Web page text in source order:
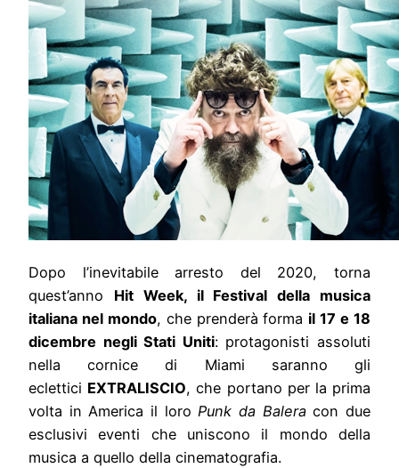
Dopo l’inevitabile arresto del 2020, torna
quest’anno Hit Week, il Festival della musica
italiana nel mondo, che prenderà forma il 17 e 18
dicembre negli Stati Uniti: protagonisti assoluti
nella cornice di Miami saranno gli
eclettici EXTRALISCIO, che portano per la prima
volta in America il loroPunk da Baleracon due
esclusivi eventi che uniscono il mondo della
musica a quello della cinematografia.